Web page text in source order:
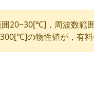
20~30[℃]，周波数範
の物性値が，有